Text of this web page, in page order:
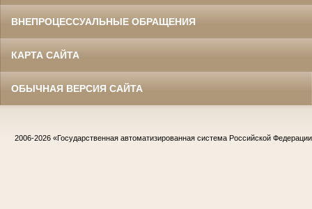
ВНЕПРОЦЕССУАЛЬНЫЕ ОБРАЩЕНИЯ
КАРТА САЙТА
ОБЫЧНАЯ ВЕРСИЯ САЙТА
2006-2026 «Государственная автоматизированная система Российской